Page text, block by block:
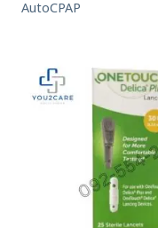
AutoCPAP